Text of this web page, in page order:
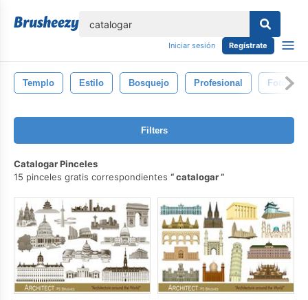
Iniciar sesión Regístrate
Templo Estilo Bosquejo Profesional
Filters
Catalogar Pinceles
15 pinceles gratis correspondientes
catalogar